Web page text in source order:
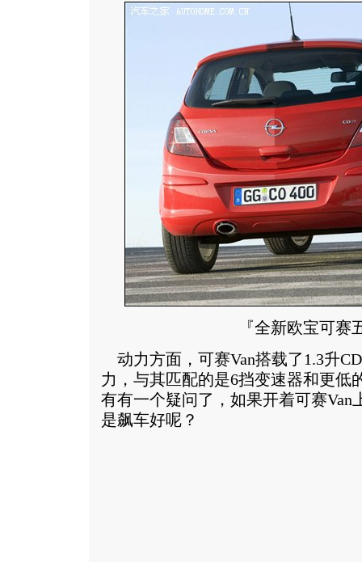
『全新欧宝可赛
动力方面，可赛Van搭载了1.3升
力，与其匹配的是6挡变速器和更低
有有一个疑问了，如果开着可赛Van
是飙车好呢？